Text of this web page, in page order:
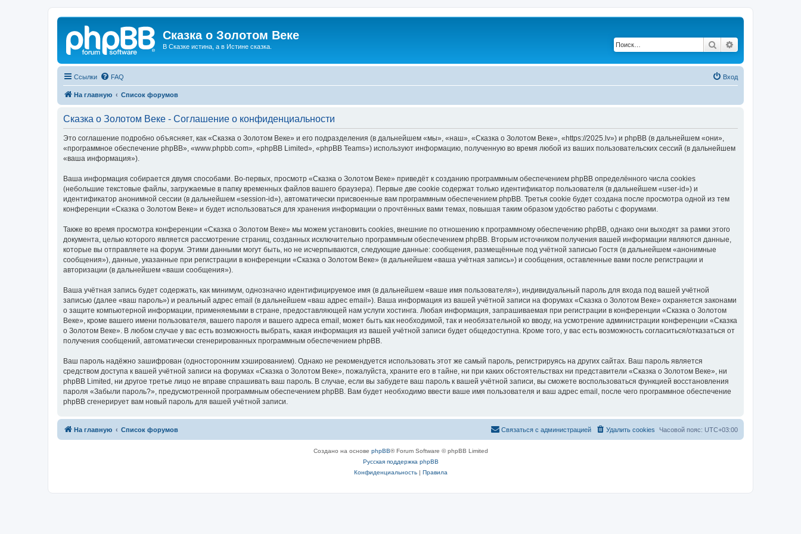
Сказка о Золотом Веке
В Сказке истина, а в Истине сказка. Поиск
Ссылки FAQ Вход
На главную Список форумов
Сказка о Золотом Веке - Соглашение о конфиденциальности
Это соглашение подробно объясняет, как «Сказка о Золотом Веке» и его подразделения (в дальнейшем «мы», «наш», «Сказка о Золотом Веке», «https://2025.lv») и phpBB (в дальнейшем «они»,
«программное обеспечение phpBB», «www.phpbb.com», «phpBB Limited», «phpBB Teams») используют информацию, полученную во время любой из ваших пользовательских сессий (в дальнейшем
«ваша информация»).
Ваша информация собирается двумя способами. Во-первых, просмотр «Сказка о Золотом Веке» приведёт к созданию программным обеспечением phpBB определённого числа cookies
(небольшие текстовые файлы, загружаемые в папку временных файлов вашего браузера). Первые две cookie содержат только идентификатор пользователя (в дальнейшем «user-id») и
идентификатор анонимной сессии (в дальнейшем «session-id»), автоматически присвоенные вам программным обеспечением phpBB. Третья cookie будет создана после просмотра одной из тем
конференции «Сказка о Золотом Веке» и будет использоваться для хранения информации о прочтённых вами темах, повышая таким образом удобство работы с форумами.
Также во время просмотра конференции «Сказка о Золотом Веке» мы можем установить cookies, внешние по отношению к программному обеспечению phpBB, однако они выходят за рамки этого
документа, целью которого является рассмотрение страниц, созданных исключительно программным обеспечением phpBB. Вторым источником получения вашей информации являются данные,
которые вы отправляете на форум. Этими данными могут быть, но не исчерпываются, следующие данные: сообщения, размещённые под учётной записью Гостя (в дальнейшем «анонимные
сообщения»), данные, указанные при регистрации в конференции «Сказка о Золотом Веке» (в дальнейшем «ваша учётная запись») и сообщения, оставленные вами после регистрации и
авторизации (в дальнейшем «ваши сообщения»).
Ваша учётная запись будет содержать, как минимум, однозначно идентифицируемое имя (в дальнейшем «ваше имя пользователя»), индивидуальный пароль для входа под вашей учётной
записью (далее «ваш пароль») и реальный адрес email (в дальнейшем «ваш адрес email»). Ваша информация из вашей учётной записи на форумах «Сказка о Золотом Веке» охраняется законами
о защите компьютерной информации, применяемыми в стране, предоставляющей нам услуги хостинга. Любая информация, запрашиваемая при регистрации в конференции «Сказка о Золотом
Веке», кроме вашего имени пользователя, вашего пароля и вашего адреса email, может быть как необходимой, так и необязательной ко вводу, на усмотрение администрации конференции «Сказка
о Золотом Веке». В любом случае у вас есть возможность выбрать, какая информация из вашей учётной записи будет общедоступна. Кроме того, у вас есть возможность согласиться/отказаться от
получения сообщений, автоматически сгенерированных программным обеспечением phpBB.
Ваш пароль надёжно зашифрован (односторонним хэшированием). Однако не рекомендуется использовать этот же самый пароль, регистрируясь на других сайтах. Ваш пароль является
средством доступа к вашей учётной записи на форумах «Сказка о Золотом Веке», пожалуйста, храните его в тайне, ни при каких обстоятельствах ни представители «Сказка о Золотом Веке», ни
phpBB Limited, ни другое третье лицо не вправе спрашивать ваш пароль. В случае, если вы забудете ваш пароль к вашей учётной записи, вы сможете воспользоваться функцией восстановления
пароля «Забыли пароль?», предусмотренной программным обеспечением phpBB. Вам будет необходимо ввести ваше имя пользователя и ваш адрес email, после чего программное обеспечение
phpBB сгенерирует вам новый пароль для вашей учётной записи.
На главную Список форумов Часовой пояс: UTC+03:00
Удалить cookies
Связаться с администрацией
Создано на основе phpBB® Forum Software © phpBB Limited
Русская поддержка phpBB
Конфиденциальность| Правила